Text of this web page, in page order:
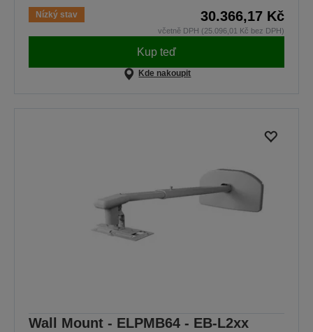
Nízký stav 30.366,17 Kč
včetně DPH (25.096,01 Kč bez DPH)
Kup teď
Kde nakoupit
Wall Mount - ELPMB64 - EB-L2xx